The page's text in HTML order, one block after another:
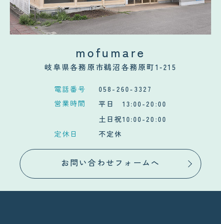
mofumare
岐阜県各務原市鵜沼各務原町1-215
電話番号
058-260-3327
営業時間
平日 13:00-20:00
土日祝10:00-20:00
定休日
不定休
お問い合わせフォームへ